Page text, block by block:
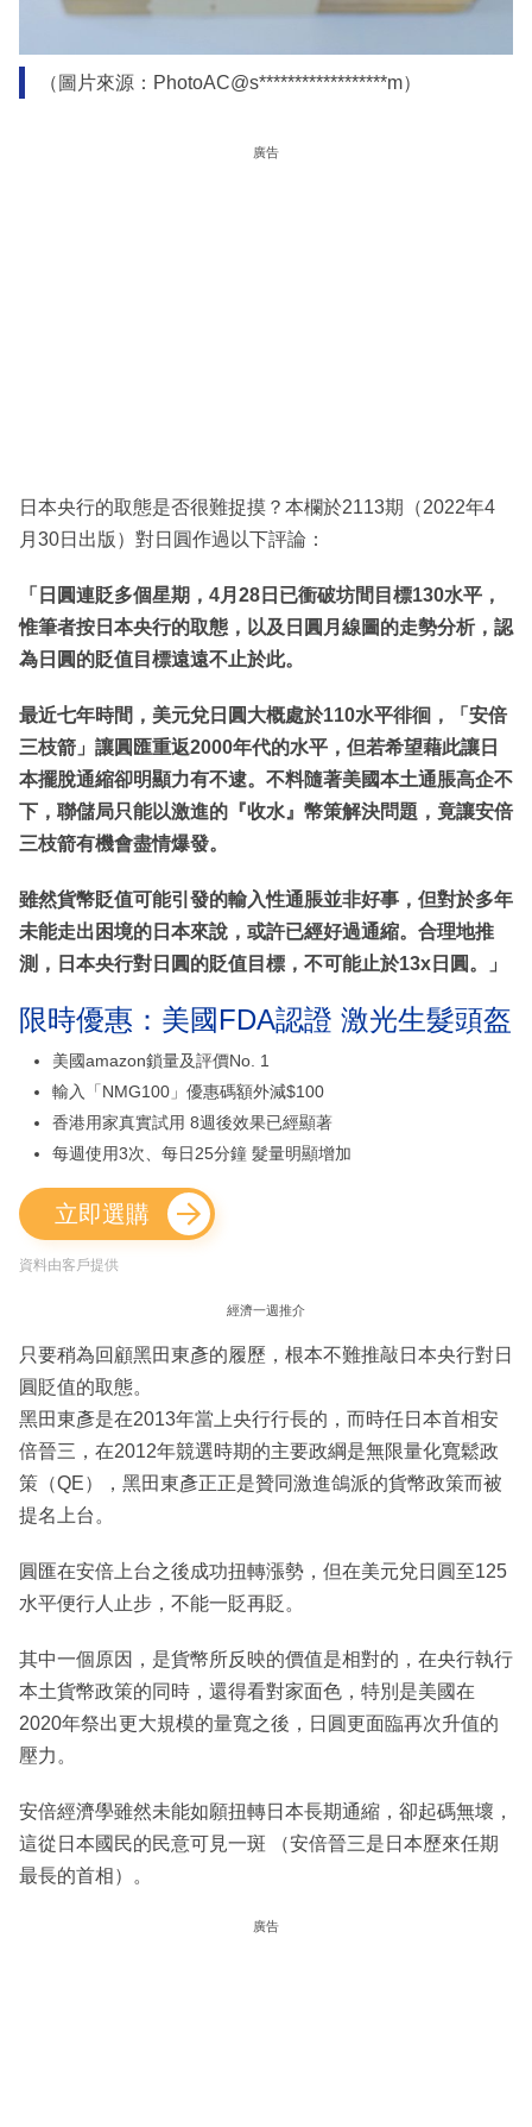
（圖片來源：PhotoAC@s******************m）
廣告
日本央行的取態是否很難捉摸？本欄於2113期（2022年4
月30日出版）對日圓作過以下評論：
「日圓連貶多個星期，4月28日已衝破坊間目標130水平，
惟筆者按日本央行的取態，以及日圓月線圖的走勢分析，認
為日圓的貶值目標遠遠不止於此。
最近七年時間，美元兌日圓大概處於110水平徘徊，「安倍
三枝箭」讓圓匯重返2000年代的水平，但若希望藉此讓日
本擺脫通縮卻明顯力有不逮。不料隨著美國本土通脹高企不
下，聯儲局只能以激進的『收水』幣策解決問題，竟讓安倍
三枝箭有機會盡情爆發。
雖然貨幣貶值可能引發的輸入性通脹並非好事，但對於多年
未能走出困境的日本來說，或許已經好過通縮。合理地推
測，日本央行對日圓的貶值目標，不可能止於13x日圓。」
限時優惠：美國FDA認證 激光生髮頭盔
美國amazon鎖量及評價No. 1
輸入「NMG100」優惠碼額外減$100
香港用家真實試用 8週後效果已經顯著
每週使用3次、每日25分鐘 髮量明顯增加
立即選購
資料由客戶提供
經濟一週推介
只要稍為回顧黑田東彥的履歷，根本不難推敲日本央行對日
圓貶值的取態。
黑田東彥是在2013年當上央行行長的，而時任日本首相安
倍晉三，在2012年競選時期的主要政綱是無限量化寬鬆政
策（QE），黑田東彥正正是贊同激進鴿派的貨幣政策而被
提名上台。
圓匯在安倍上台之後成功扭轉漲勢，但在美元兌日圓至125
水平便行人止步，不能一貶再貶。
其中一個原因，是貨幣所反映的價值是相對的，在央行執行
本土貨幣政策的同時，還得看對家面色，特別是美國在
2020年祭出更大規模的量寬之後，日圓更面臨再次升值的
壓力。
安倍經濟學雖然未能如願扭轉日本長期通縮，卻起碼無壞，
這從日本國民的民意可見一斑 （安倍晉三是日本歷來任期
最長的首相）。
廣告